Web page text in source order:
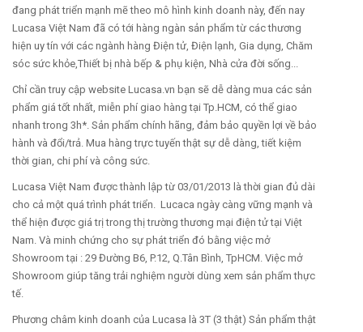
đang phát triển mạnh mẽ theo mô hình kinh doanh này, đến nay
Lucasa Việt Nam đã có tới hàng ngàn sản phẩm từ các thương
hiện uy tín với các ngành hàng Điện tử, Điện lạnh, Gia dụng, Chăm
sóc sức khỏe,Thiết bị nhà bếp & phụ kiện, Nhà cửa đời sống...
Chỉ cần truy cập website Lucasa.vn bạn sẽ dễ dàng mua các sản
phẩm giá tốt nhất, miễn phí giao hàng tại Tp.HCM, có thể giao
nhanh trong 3h*. Sản phẩm chính hãng, đảm bảo quyền lợi về bảo
hành và đổi/trả. Mua hàng trực tuyến thật sự dễ dàng, tiết kiệm
thời gian, chi phí và công sức.
Lucasa Việt Nam được thành lập từ 03/01/2013 là thời gian đủ dài
cho cả một quá trình phát triển. Lucaca ngày càng vững mạnh và
thể hiện được giá trị trong thị trường thương mại điện tử tại Việt
Nam. Và minh chứng cho sự phát triển đó bằng việc mở
Showroom tại : 29 Đường B6, P.12, Q.Tân Bình, TpHCM. Việc mở
Showroom giúp tăng trải nghiệm người dùng xem sản phẩm thực
tế.
Phương châm kinh doanh của Lucasa là 3T (3 thật) Sản phẩm thật